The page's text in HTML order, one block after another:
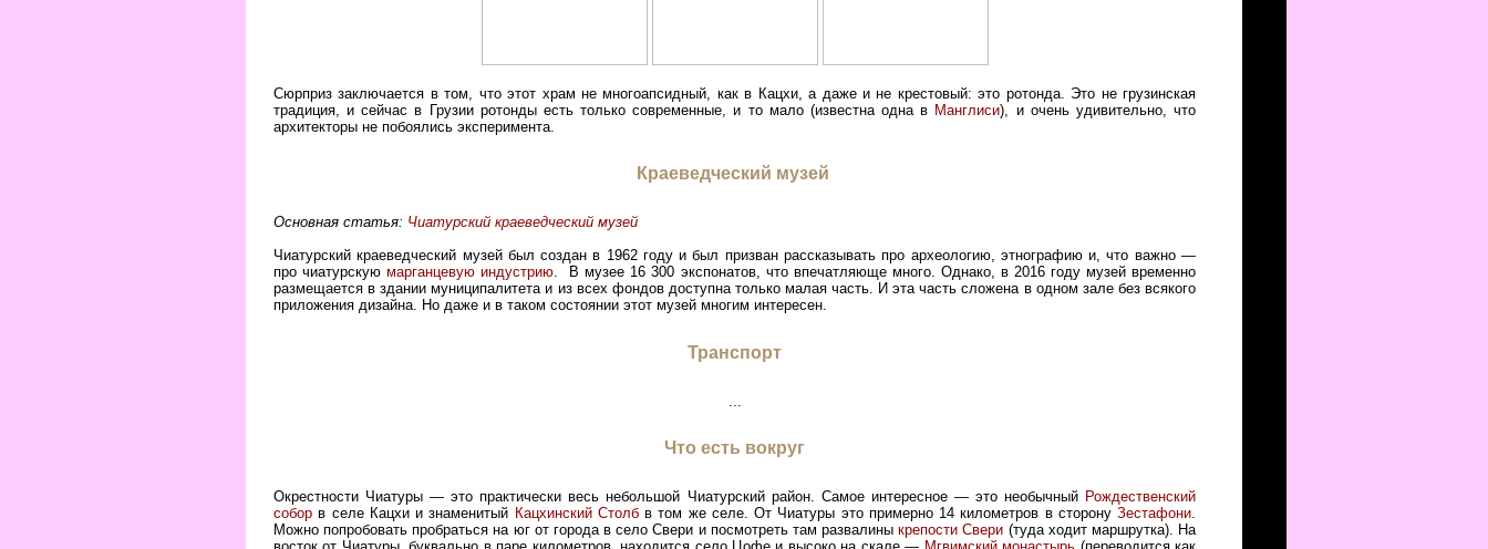
Сюрприз заключается в том, что этот храм не многоапсидный, как в Кацхи, а даже и не крестовый: это ротонда. Это не грузинская
традиция, и сейчас в Грузии ротонды есть только современные, и то мало (известна одна в Манглиси), и очень удивительно, что
архитекторы не побоялись эксперимента.
Краеведческий музей
Основная статья: Чиатурский краеведческий музей
Чиатурский краеведческий музей был создан в 1962 году и был призван рассказывать про археологию, этнографию и, что важно —
про чиатурскуюмарганцевую индустрию. В музее 16 300 экспонатов, что впечатляюще много. Однако, в 2016 году музей временно
размещается в здании муниципалитета и из всех фондов доступна только малая часть. И эта часть сложена в одном зале без всякого
приложения дизайна. Но даже и в таком состоянии этот музей многим интересен.
Транспорт
Что есть вокруг
Окрестности Чиатуры — это практически весь небольшой Чиатурский район. Самое интересное — это необычный Рождественский
собор в селе Кацхи и знаменитый Кацхинский Столбв том же селе. От Чиатуры это примерно 14 километров в сторону Зестафони.
Можно попробовать пробраться на юг от города в село Свери и посмотреть там развалиныкрепости Свери (туда ходит маршрутка). На